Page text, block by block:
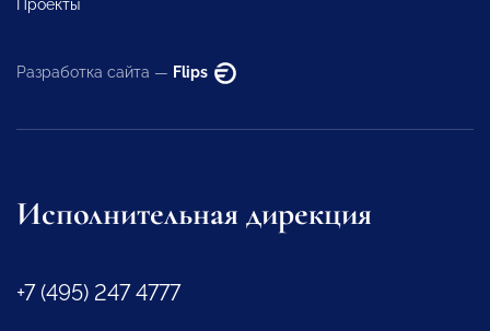
Проекты
Разработка сайта — Flips
Исполнительная дирекция
+7 (495) 247 4777